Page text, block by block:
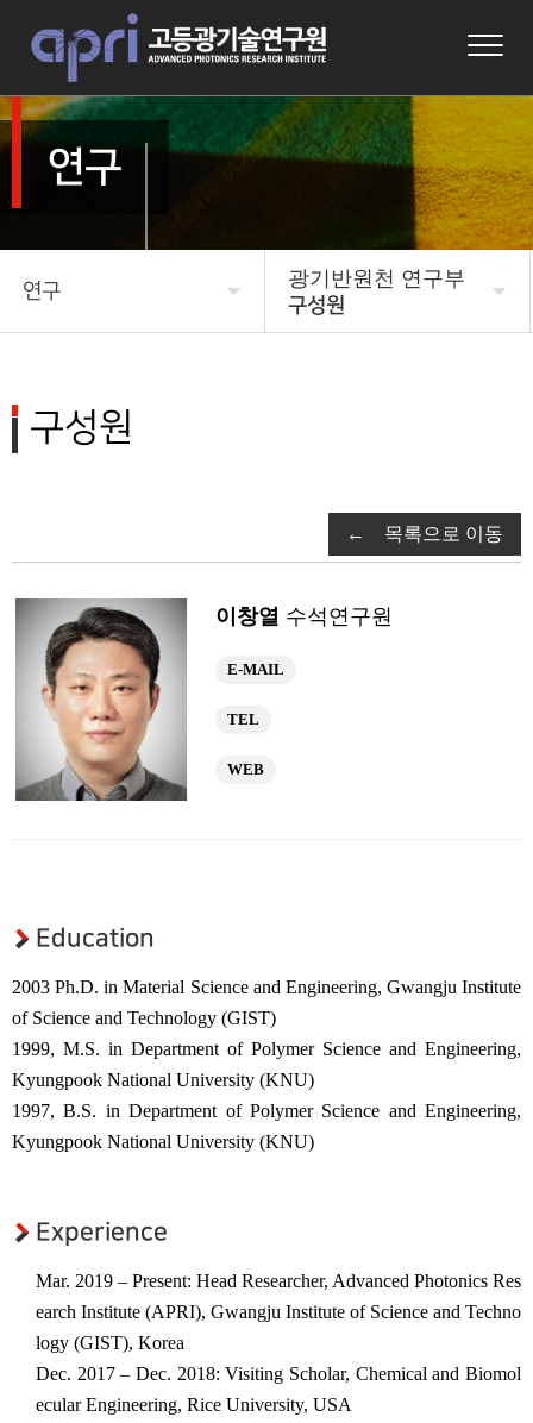
연구
연구
연구
광기반원천 연구부
구성원
연구부소개
연구성과
연구센터
우주레이저 연구센터
초강력 레이저 플라즈마응용
연구센터
구성원
← 목록으로 이동
이창열 수석연구원
E-MAIL
TEL
WEB
Education
2003 Ph.D. in Material Science and Engineering, Gwangju Institute
of Science and Technology (GIST)
1999, M.S. in Department of Polymer Science and Engineering,
Kyungpook National University (KNU)
1997, B.S. in Department of Polymer Science and Engineering,
Kyungpook National University (KNU)
Experience
Mar. 2019 – Present: Head Researcher, Advanced Photonics Res
earch Institute (APRI), Gwangju Institute of Science and Techno
logy (GIST), Korea
Dec. 2017 – Dec. 2018: Visiting Scholar, Chemical and Biomol
ecular Engineering, Rice University, USA